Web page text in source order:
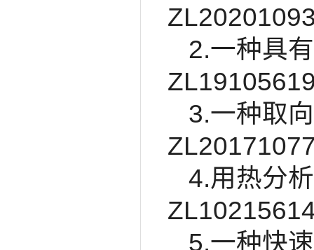
2.一种具
3.一种取
4.用热分
5.一种快